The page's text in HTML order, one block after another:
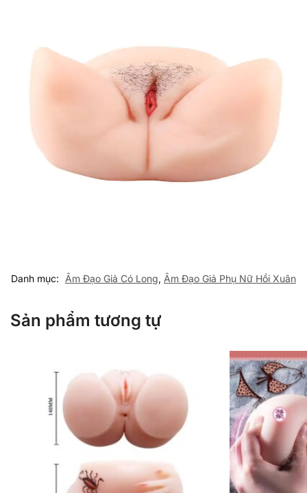
Danh mục: Âm Đạo Giả Có Long, Âm Đạo Giả Phụ Nữ Hồi Xuân
Sản phẩm tương tự